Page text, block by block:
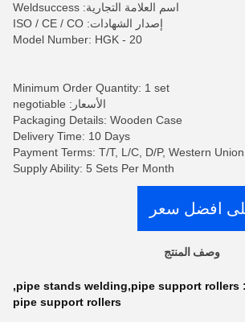
اسم العلامة التجارية: Weldsuccess
إصدار الشهادات: ISO / CE / CO
Model Number: HGK - 20
Minimum Order Quantity: 1 set
الأسعار: negotiable
Packaging Details: Wooden Case
Delivery Time: 10 Days
Payment Terms: T/T, L/C, D/P, Western Union
Supply Ability: 5 Sets Per Month
افضل سعر
وصف المنتج
pipe stands welding,pipe support rollers
,
pipe support rollers